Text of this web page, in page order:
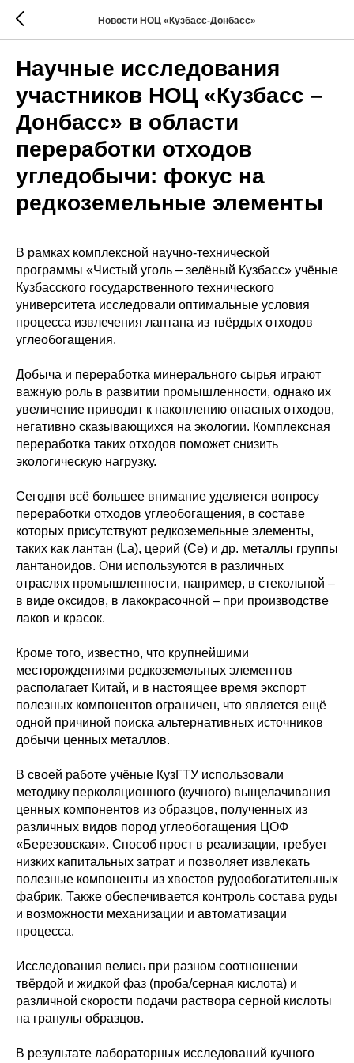
Новости НОЦ «Кузбасс-Донбасс»
Научные исследования
участников НОЦ «Кузбасс –
Донбасс» в области
переработки отходов
угледобычи: фокус на
редкоземельные элементы
В рамках комплексной научно-технической
программы «Чистый уголь – зелёный Кузбасс» учёные
Кузбасского государственного технического
университета исследовали оптимальные условия
процесса извлечения лантана из твёрдых отходов
углеобогащения.
Добыча и переработка минерального сырья играют
важную роль в развитии промышленности, однако их
увеличение приводит к накоплению опасных отходов,
негативно сказывающихся на экологии. Комплексная
переработка таких отходов поможет снизить
экологическую нагрузку.
Сегодня всё большее внимание уделяется вопросу
переработки отходов углеобогащения, в составе
которых присутствуют редкоземельные элементы,
таких как лантан (La), церий (Ce) и др. металлы группы
лантаноидов. Они используются в различных
отраслях промышленности, например, в стекольной –
в виде оксидов, в лакокрасочной – при производстве
лаков и красок.
Кроме того, известно, что крупнейшими
месторождениями редкоземельных элементов
располагает Китай, и в настоящее время экспорт
полезных компонентов ограничен, что является ещё
одной причиной поиска альтернативных источников
добычи ценных металлов.
В своей работе учёные КузГТУ использовали
методику перколяционного (кучного) выщелачивания
ценных компонентов из образцов, полученных из
различных видов пород углеобогащения ЦОФ
«Березовская». Способ прост в реализации, требует
низких капитальных затрат и позволяет извлекать
полезные компоненты из хвостов рудообогатительных
фабрик. Также обеспечивается контроль состава руды
и возможности механизации и автоматизации
процесса.
Исследования велись при разном соотношении
твёрдой и жидкой фаз (проба/серная кислота) и
различной скорости подачи раствора серной кислоты
на гранулы образцов.
В результате лабораторных исследований кучного